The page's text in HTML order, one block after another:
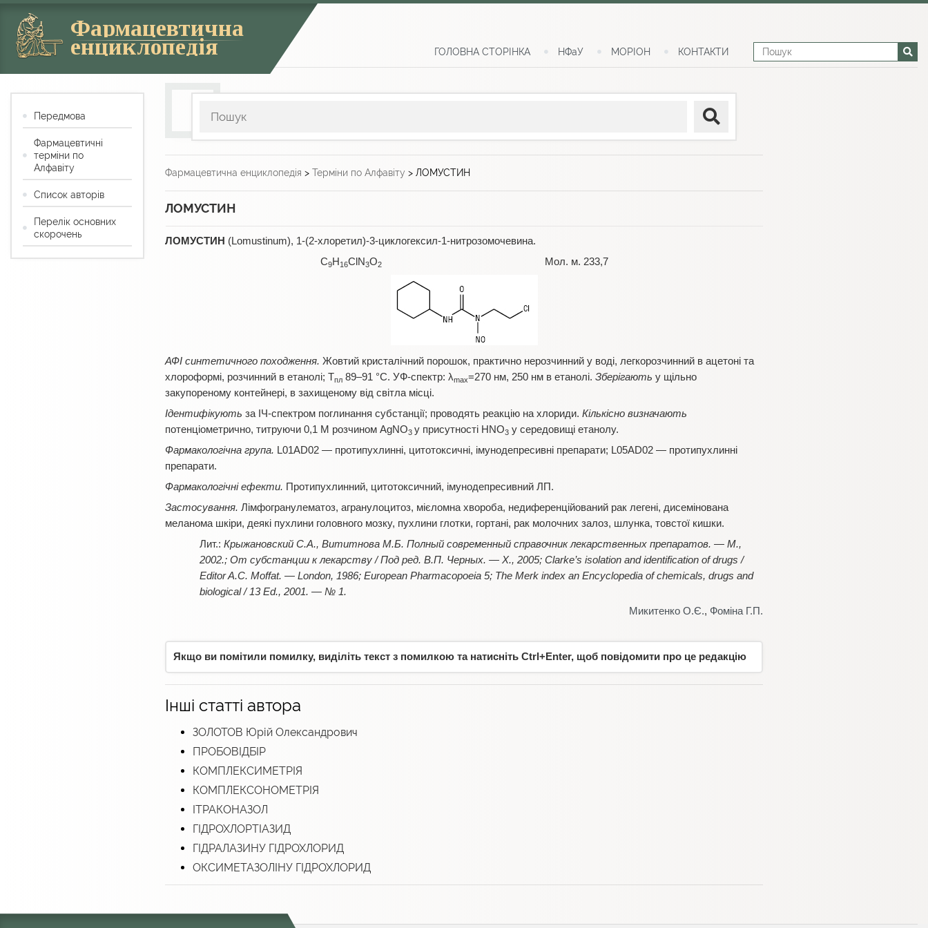
Фармацевтична
енциклопедія ГОЛОВНА СТОРІНКА НФаУ МОРІОН КОНТАКТИ
Фармацевтична енциклопедія > Терміни по Алфавіту > ЛОМУСТИН
ЛОМУСТИН
ЛОМУСТИН (Lomustinum), 1-(2-хлоретил)-3-циклогексил-1-нитрозомочевина.
С9H 16СlN3O2Мол. м. 233,7
АФІ синтетичного походження. Жовтий кристалічний порошок, практично нерозчинний у воді, легкорозчинний в ацетоні та
хлороформі, розчинний в етанолі; Tпл 89–91 °С. УФ-спектр: λmax=270 нм, 250 нм в етанолі. Зберігають у щільно
закупореному контейнері, в захищеному від світла місці.
Ідентифікують за ІЧ-спектром поглинання субстанції; проводять реакцію на хлориди. Кількісно визначають
потенціометрично, титруючи 0,1 М розчином AgNO3 у присутності HNO3 у середовищі етанолу.
Фармакологічна група. L01AD02 — протипухлинні, цитотоксичні, імунодепресивні препарати; L05АD02 — протипухлинні
препарати.
Фармакологічні ефекти. Протипухлинний, цитотоксичний, імунодепресивний ЛП.
Застосування. Лімфогранулематоз, агранулоцитоз, мієломна хвороба, недиференційований рак легені, дисемінована
меланома шкіри, деякі пухлини головного мозку, пухлини глотки, гортані, рак молочних залоз, шлунка, товстої кишки.
Крыжановский С.А., Вититнова М.Б. Полный современный справочник лекарственных препаратов. — М.,
2002.; От субстанции к лекарству / Под ред. В.П. Черных. — Х., 2005; Clarke’s isolation and identification of drugs /
Editor A.C. Moffat. — London, 1986; European Pharmacopoeia 5; The Merk index an Encyclopedia of chemicals, drugs and
biological / 13 Ed., 2001. — № 1.
Микитенко О.Є., Фоміна Г.П.
Якщо ви помітили помилку, виділіть текст з помилкою та натисніть Ctrl+Enter, щоб повідомити про це редакцію
Інші статті автора
ЗОЛОТОВ Юрій Олександрович
ПРОБОВІДБІР
КОМПЛЕКСИМЕТРІЯ
КОМПЛЕКСОНОМЕТРІЯ
ІТРАКОНАЗОЛ
ГІДРОХЛОРТІАЗИД
ГІДРАЛАЗИНУ ГІДРОХЛОРИД
ОКСИМЕТАЗОЛІНУ ГІДРОХЛОРИД
Передмова
Фармацевтичні
терміни по
Алфавіту
Список авторів
Перелік основних
скорочень